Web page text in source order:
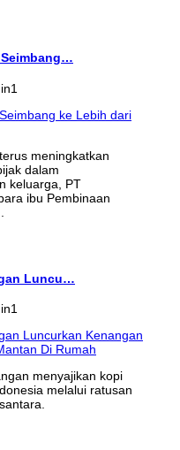
Seimbang…
meningkatkan
dalam
keluarga, PT
ibu Pembinaan
Luncu…
menyajikan kopi
melalui ratusan